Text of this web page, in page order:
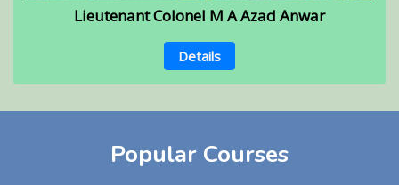
Lieutenant Colonel M A Azad Anwar
Details
Popular Courses